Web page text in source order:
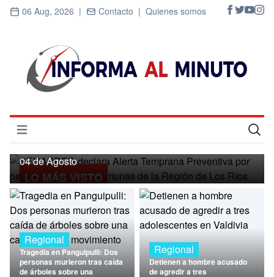
06 Aug, 2026 | Contacto | Quienes somos
Abrir menú
Inicio
Cultura
Deportes
Economía
Entrevistas
LO MÁS VISTO
Regional
SENAPRED declara Alerta Temprana
Preventiva por nevadas para ocho
04 de Agosto
Regional
Tragedia en Panguipulli: Dos
personas murieron tras caída
de árboles sobre una
Regional
Detienen a hombre acusado
de agredir a tres